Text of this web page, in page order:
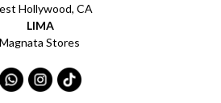
Hollywood, CA
LIMA
Magnata Stores